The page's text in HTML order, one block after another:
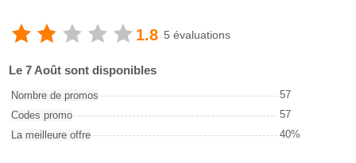
1.8 5 évaluations
Le 7 Août sont disponibles
Nombre de promos
57
Codes promo
57
La meilleure offre
40%